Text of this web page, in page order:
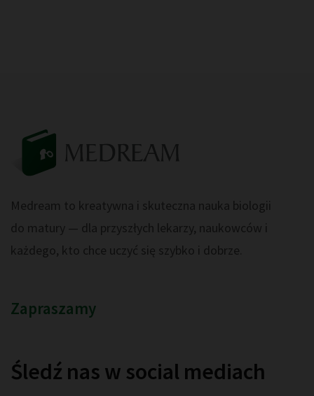
Medream to kreatywna i skuteczna nauka biologii
do matury — dla przyszłych lekarzy, naukowców i
każdego, kto chce uczyć się szybko i dobrze.
Zapraszamy
Śledź nas w social mediach